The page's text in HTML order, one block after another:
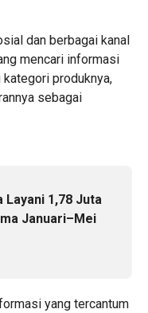
dan berbagai kanal
mencari informasi
produknya,
sebagai
Layani 1,78 Juta
Januari–Mei
yang tercantum